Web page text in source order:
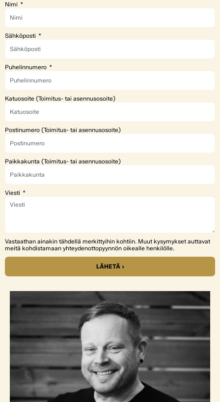
Nimi
Sähköposti
Puhelinnumero
Katuosoite (Toimitus- tai asennusosoite)
Postinumero (Toimitus- tai asennusosoite)
Paikkakunta (Toimitus- tai asennusosoite)
Viesti
Vastaathan ainakin tähdellä merkittyihin kohtiin. Muut kysymykset auttavat
meitä kohdistamaan yhteydenottopyynnön oikealle henkilölle.
LÄHETÄ ›